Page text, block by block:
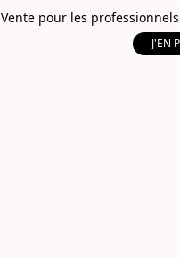
Vente pour les
J'EN